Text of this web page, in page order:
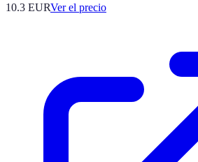
10.3 EURVer el precio